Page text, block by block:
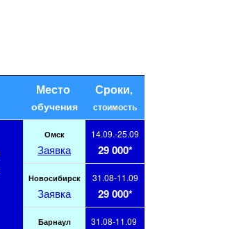
Место
обучения
Сроки,
стоимость
Омск
Заявка
14.09.-25.09
29 000*
Новосибирск
Заявка
31.08-11.09
29 000*
Барнаул 31.08-11.09